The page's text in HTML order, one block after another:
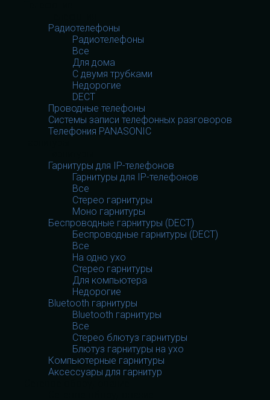
Радиотелефоны
Радиотелефоны
Все
Для дома
С двумя трубками
Недорогие
DECT
Проводные телефоны
Системы записи телефонных разговоров
Телефония PANASONIC
Гарнитуры для IP-телефонов
Гарнитуры для IP-телефонов
Все
Стерео гарнитуры
Моно гарнитуры
Беспроводные гарнитуры (DECT)
Беспроводные гарнитуры (DECT)
Все
На одно ухо
Стерео гарнитуры
Для компьютера
Недорогие
Bluetooth гарнитуры
Bluetooth гарнитуры
Все
Стерео блютуз гарнитуры
Блютуз гарнитуры на ухо
Компьютерные гарнитуры
Аксессуары для гарнитур